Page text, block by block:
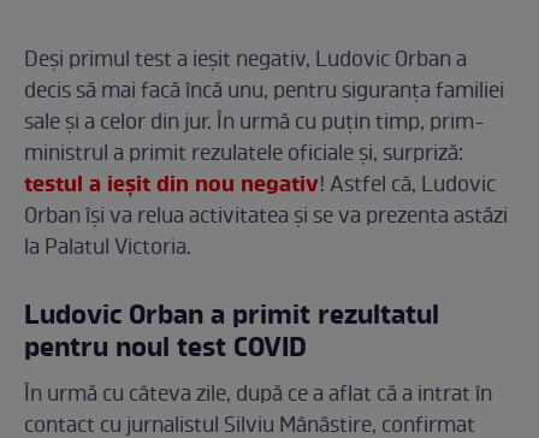
Deși primul test a ieșit negativ, Ludovic Orban a
decis să mai facă încă unu, pentru siguranța familiei
sale și a celor din jur. În urmă cu puțin timp, prim-
ministrul a primit rezulatele oficiale și, surpriză:
testul a ieșit din nou negativ! Astfel că, Ludovic
Orban își va relua activitatea și se va prezenta astăzi
la Palatul Victoria.
Ludovic Orban a primit rezultatul
pentru noul test COVID
În urmă cu câteva zile, după ce a aflat că a intrat în
contact cu jurnalistul Silviu Mânăstire, confirmat